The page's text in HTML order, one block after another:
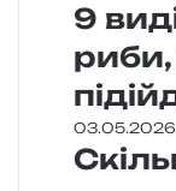
9
риби,
03.05.2026